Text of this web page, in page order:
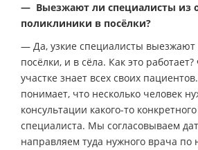
— Выезжают ли специалисты из
поликлиники в посёлки?
— Да, узкие специалисты выезжают
посёлки, и в сёла. Как это
участке знает всех своих
понимает, что несколько человек
консультации какого-то конкретного
специалиста. Мы согласовываем
направляем туда нужного врача по